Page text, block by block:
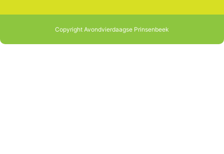
Copyright Avondvierdaagse Prinsenbeek